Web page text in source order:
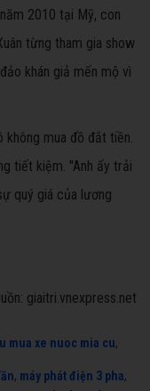
2010 tại Mỹ, con
từng tham gia show
khán giả mến mộ vì
không mua đồ đắt tiền.
tiết kiệm. "Anh ấy trải
quý giá của lương
giaitri.vnexpress.net
mua xe nuoc mia cu,
, máy phát điện 3 pha,